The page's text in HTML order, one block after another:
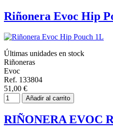
Riñonera Evoc Hip
Últimas unidades en stock
Riñoneras
Evoc
Ref. 133804
51,00 €
Añadir al carrito
RIÑONERA EVOC